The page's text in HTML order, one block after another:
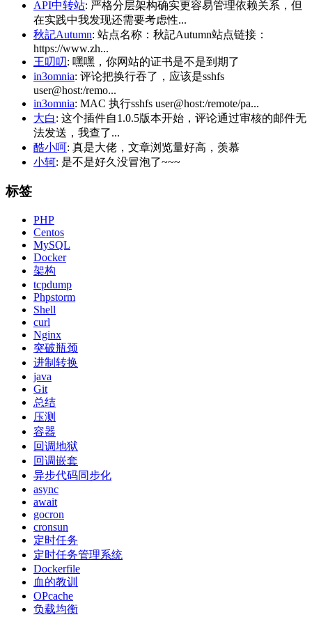
API中转站: 严格分层架构确实更容易管理依赖关系，但
在实践中我发现还需要考虑性...
秋記Autumn: 站点名称：秋記Autumn站点链接：
https://www.zh...
王叨叨: 嘿嘿，你网站的证书是不是到期了
in3omnia: 评论把换行吞了，应该是sshfs
user@host:/remo...
in3omnia: MAC 执行sshfs user@host:/remote/pa...
大白: 这个插件自1.0.5版本开始，评论通过审核的邮件无
法发送，我查了...
酷小呵: 真是大佬，文章浏览量好高，羡慕
小轲: 是不是好久没冒泡了~~~
标签
PHP
Centos
MySQL
Docker
架构
tcpdump
Phpstorm
Shell
curl
Nginx
突破瓶颈
进制转换
java
Git
总结
压测
容器
回调地狱
回调嵌套
异步代码同步化
async
await
gocron
cronsun
定时任务
定时任务管理系统
Dockerfile
血的教训
OPcache
负载均衡